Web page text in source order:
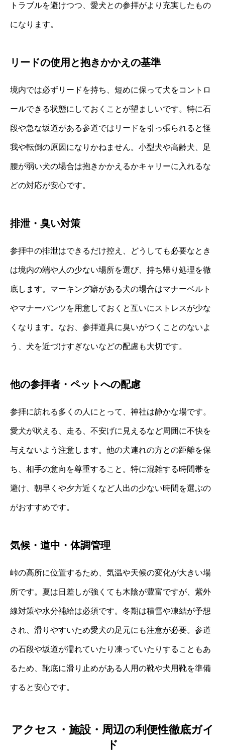
トラブルを避けつつ、愛犬との参拝がより充実したもの
になります。
リードの使用と抱きかかえの基準
境内では必ずリードを持ち、短めに保って犬をコントロ
ールできる状態にしておくことが望ましいです。特に石
段や急な坂道がある参道ではリードを引っ張られると怪
我や転倒の原因になりかねません。小型犬や高齢犬、足
腰が弱い犬の場合は抱きかかえるかキャリーに入れるな
どの対応が安心です。
排泄・臭い対策
参拝中の排泄はできるだけ控え、どうしても必要なとき
は境内の端や人の少ない場所を選び、持ち帰り処理を徹
底します。マーキング癖がある犬の場合はマナーベルト
やマナーパンツを用意しておくと互いにストレスが少な
くなります。なお、参拝道具に臭いがつくことのないよ
う、犬を近づけすぎないなどの配慮も大切です。
他の参拝者・ペットへの配慮
参拝に訪れる多くの人にとって、神社は静かな場です。
愛犬が吠える、走る、不安げに見えるなど周囲に不快を
与えないよう注意します。他の犬連れの方との距離を保
ち、相手の意向を尊重すること。特に混雑する時間帯を
避け、朝早くや夕方近くなど人出の少ない時間を選ぶの
がおすすめです。
気候・道中・体調管理
峠の高所に位置するため、気温や天候の変化が大きい場
所です。夏は日差しが強くても木陰が豊富ですが、紫外
線対策や水分補給は必須です。冬期は積雪や凍結が予想
され、滑りやすいため愛犬の足元にも注意が必要。参道
の石段や坂道が濡れていたり凍っていたりすることもあ
るため、靴底に滑り止めがある人用の靴や犬用靴を準備
すると安心です。
アクセス・施設・周辺の利便性徹底ガイ
ド